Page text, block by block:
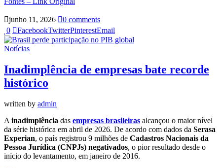
junho 11, 2026
0 comments
0
FacebookTwitterPinterestEmail
Notícias
Inadimplência de empresas bate recorde
histórico
written by admin
A inadimplência das empresas brasileiras alcançou o maior nível
da série histórica em abril de 2026. De acordo com dados da Serasa
Experian, o país registrou 9 milhões de Cadastros Nacionais da
Pessoa Jurídica (CNPJs) negativados, o pior resultado desde o
início do levantamento, em janeiro de 2016.